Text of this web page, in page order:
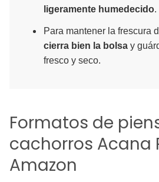
ligeramente humedecido.
Para mantener la frescura
cierra bien la bolsa y
fresco y seco.
Formatos de
cachorros Acana
Amazon